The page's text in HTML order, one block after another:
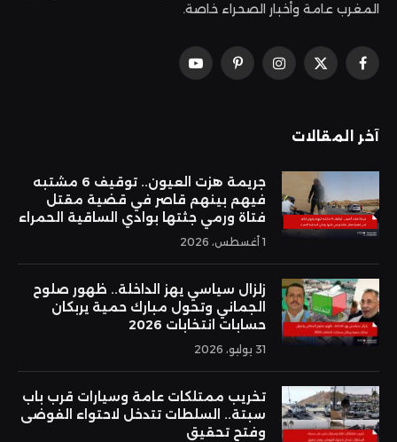
المغرب عامة وأخبار الصحراء خاصة.
فيسبوك
X
الانستغرامبينتيريستيوتيوب
آخر المقالات
جريمة هزت العيون.. توقيف 6 مشتبه
فيهم بينهم قاصر في قضية مقتل
فتاة ورمي جثتها بوادي الساقية الحمراء
1 أغسطس، 2026
زلزال سياسي يهز الداخلة.. ظهور صلوح
الجماني وتحول مبارك حمية يربكان
حسابات انتخابات 2026
31 يوليو، 2026
تخريب ممتلكات عامة وسيارات قرب باب
سبتة.. السلطات تتدخل لاحتواء الفوضى
وفتح تحقيق